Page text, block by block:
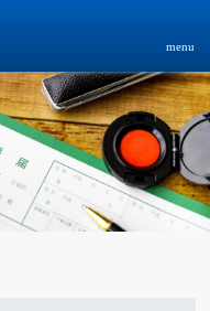
menu